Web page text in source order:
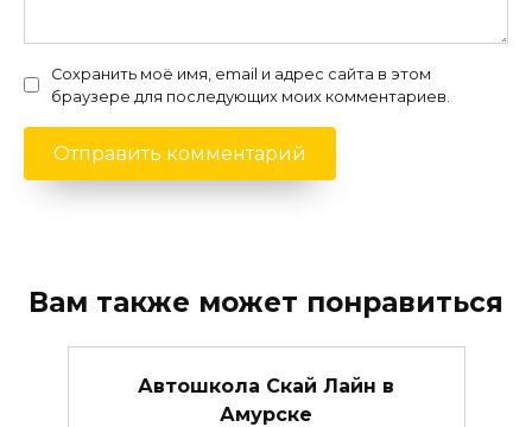
Сохранить моё имя, email и адрес сайта в этом
браузере для последующих моих комментариев.
Вам также может понравиться
Автошкола Скай Лайн в
Амурске